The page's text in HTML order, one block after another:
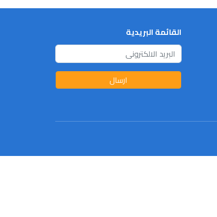
القائمة البريدية
ارسال